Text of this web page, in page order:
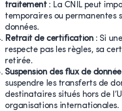
traitement: La CNIL peut
temporaires ou permanentes
données.
Retrait de certification: Si
respecte pas les règles, sa
retirée.
Suspension des flux de
suspendre les transferts de
destinataires situés hors de
organisations internationales.